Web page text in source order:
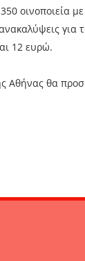
οινοποιεία
12 ευρώ.
θα